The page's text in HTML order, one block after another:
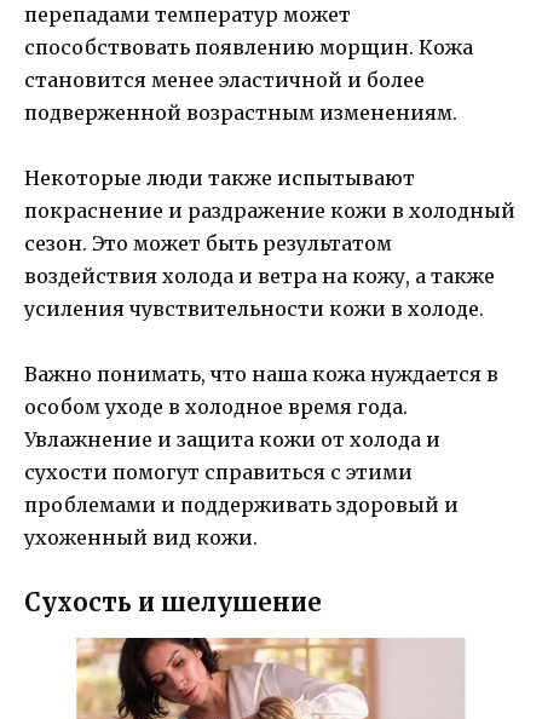
перепадами температур может
способствовать появлению морщин. Кожа
становится менее эластичной и более
подверженной возрастным изменениям.
Некоторые люди также испытывают
покраснение и раздражение кожи в холодный
сезон. Это может быть результатом
воздействия холода и ветра на кожу, а также
усиления чувствительности кожи в холоде.
Важно понимать, что наша кожа нуждается в
особом уходе в холодное время года.
Увлажнение и защита кожи от холода и
сухости помогут справиться с этими
проблемами и поддерживать здоровый и
ухоженный вид кожи.
Сухость и шелушение